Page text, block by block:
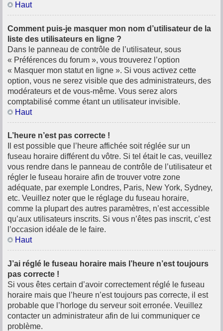
Haut
Comment puis-je masquer mon nom d’utilisateur de la
liste des utilisateurs en ligne ?
Dans le panneau de contrôle de l’utilisateur, sous
« Préférences du forum », vous trouverez l’option
« Masquer mon statut en ligne ». Si vous activez cette
option, vous ne serez visible que des administrateurs, des
modérateurs et de vous-même. Vous serez alors
comptabilisé comme étant un utilisateur invisible.
Haut
L’heure n’est pas correcte !
Il est possible que l’heure affichée soit réglée sur un
fuseau horaire différent du vôtre. Si tel était le cas, veuillez
vous rendre dans le panneau de contrôle de l’utilisateur et
régler le fuseau horaire afin de trouver votre zone
adéquate, par exemple Londres, Paris, New York, Sydney,
etc. Veuillez noter que le réglage du fuseau horaire,
comme la plupart des autres paramètres, n’est accessible
qu’aux utilisateurs inscrits. Si vous n’êtes pas inscrit, c’est
l’occasion idéale de le faire.
Haut
J’ai réglé le fuseau horaire mais l’heure n’est toujours
pas correcte !
Si vous êtes certain d’avoir correctement réglé le fuseau
horaire mais que l’heure n’est toujours pas correcte, il est
probable que l’horloge du serveur soit erronée. Veuillez
contacter un administrateur afin de lui communiquer ce
problème.